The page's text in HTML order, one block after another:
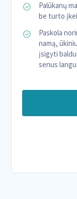
Palūkanų
be turto
Paskola
namą,
įsigyti
senus